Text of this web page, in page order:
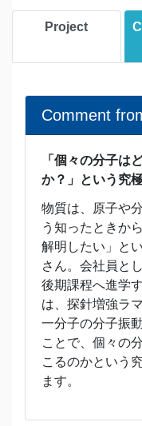
Project
Comment
「個々の分子は
か？」という究
物質は、原子や
う知ったときか
解明したい」と
さん。会社員と
後期課程へ進学
は、探針増強ラ
一分子の分子振
ことで、個々の
こるのかという
ます。